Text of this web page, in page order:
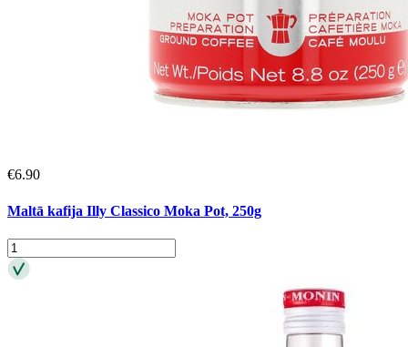
€6.90
Maltā kafija Illy Classico Moka Pot, 250g